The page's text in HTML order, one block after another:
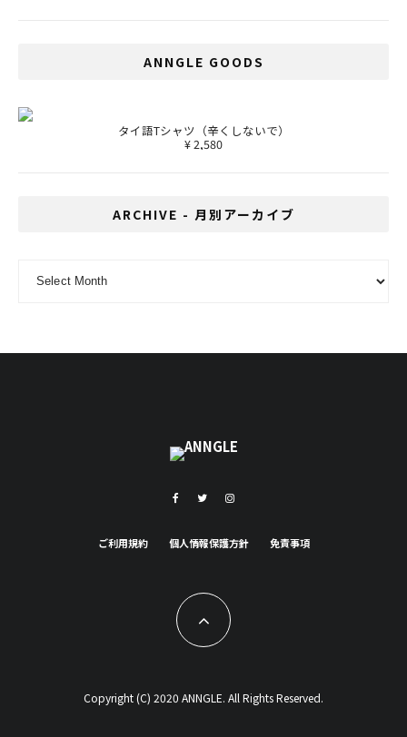
ANNGLE GOODS
タイ語Tシャツ（辛くしないで）
¥ 2,580
ARCHIVE - 月別アーカイブ
ご利用規約 個人情報保護方針 免責事項
Copyright (C) 2020 ANNGLE. All Rights Reserved.